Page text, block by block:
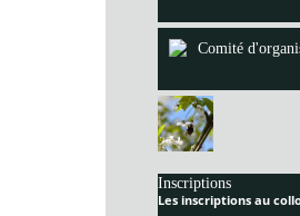
Comité
Inscriptions
Les inscriptions au